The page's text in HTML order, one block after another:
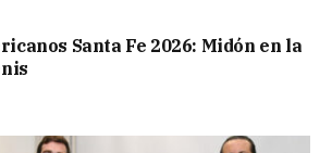
Santa Fe 2026: Midón en la